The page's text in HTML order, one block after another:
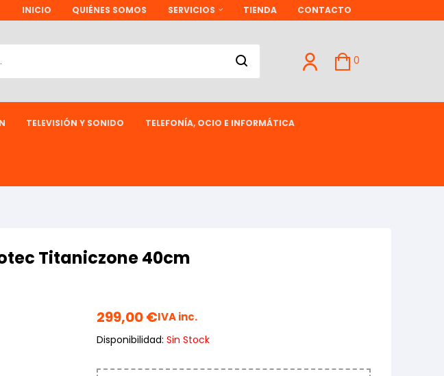
INICIO QUIÉNES SOMOS SERVICIOS TIENDA CONTACTO
0
TELEVISIÓN Y SONIDO TELEFONÍA, OCIO E INFORMÁTICA
Titaniczone 40cm
299,00€IVA inc.
Disponibilidad: Sin Stock